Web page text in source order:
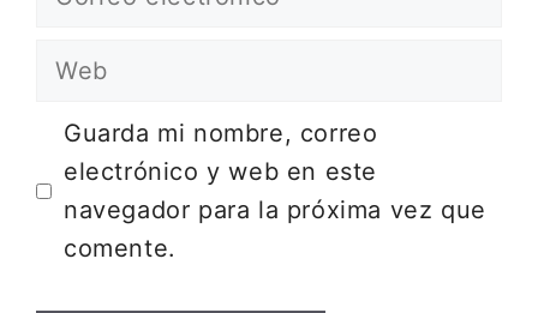
Web
Guarda mi nombre, correo
electrónico y web en este
navegador para la próxima vez que
comente.